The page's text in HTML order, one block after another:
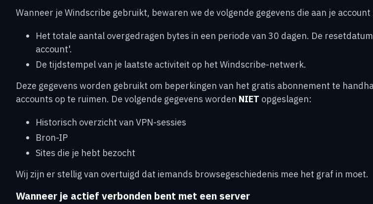
Wanneer je Windscribe gebruikt, bewaren we de volgende gegevens die aan je
Het totale aantal overgedragen bytes in een periode van 30 dagen. De
account'.
De tijdstempel van je laatste activiteit op het Windscribe-netwerk.
Deze gegevens worden gebruikt om beperkingen van het gratis abonnement te
accounts op te ruimen. De volgende gegevens worden NIET opgeslagen:
Historisch overzicht van VPN-sessies
Bron-IP
Sites die je hebt bezocht
Wij zijn er stellig van overtuigd dat iemands browsegeschiedenis mee het graf in moet.
Wanneer je actief verbonden bent met een server